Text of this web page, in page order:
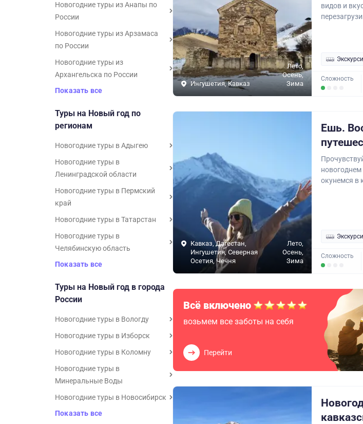
Новогодние туры из Анапы по
России
Новогодние туры из Арзамаса
по России
Новогодние туры из
Архангельска по России
Показать все
Туры на Новый год по
регионам
Новогодние туры в Адыгею
Новогодние туры в
Ленинградской области
Новогодние туры в Пермский
край
Новогодние туры в Татарстан
Новогодние туры в
Челябинскую область
Показать все
Туры на Новый год в города
России
Новогодние туры в Вологду
Новогодние туры в Изборск
Новогодние туры в Коломну
Новогодние туры в
Минеральные Воды
Новогодние туры в Новосибирск
Показать все
Ингушетия, Кавказ
Лето,
Осень,
Зима
видов и
Сложность
Кавказ, Дагестан,
Ингушетия, Северная
Осетия, Чечня
Лето,
Осень,
Зима
Ешь.
окунемся в
Сложность
Всё включено
возьмем все заботы на себя
Перейти